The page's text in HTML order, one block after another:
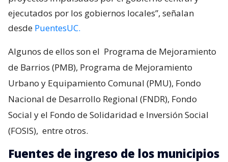
ejecutados por los gobiernos locales”, señalan
desde PuentesUC.
Algunos de ellos son el Programa de Mejoramiento
de Barrios (PMB), Programa de Mejoramiento
Urbano y Equipamiento Comunal (PMU), Fondo
Nacional de Desarrollo Regional (FNDR), Fondo
Social y el Fondo de Solidaridad e Inversión Social
(FOSIS), entre otros.
Fuentes de ingreso de los municipios